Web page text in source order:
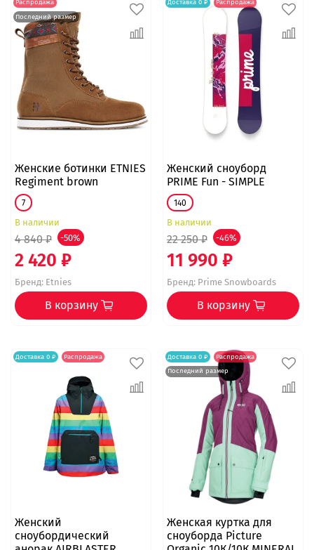
Распродажа
Последний размер
Женские ботинки ETNIES
Regiment brown
7
В наличии
4 840 ₽ -50%
2 420 ₽
Бренд:Etnies
В корзину
Доставка 0 ₽ Распродажа
Женский сноуборд
PRIME Fun - SIMPLE
140
В наличии
22 250 ₽ -46%
11 990 ₽
Бренд:Prime Snowboards
В корзину
Доставка 0 ₽ Распродажа
Женский
сноубордический
Доставка 0 ₽
Распродажа
Последний размер
Женская куртка для
сноуборда Picture